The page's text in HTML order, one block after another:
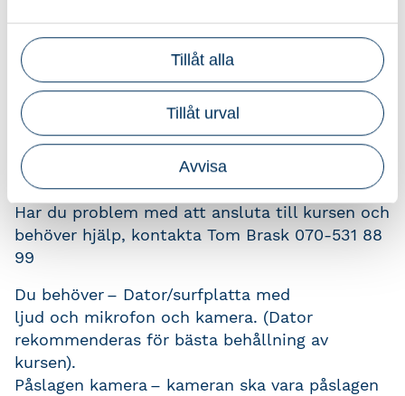
Tillåt alla
Tillåt urval
Avvisa
rubriken Mina bokade kurser - en vecka innan
kursstart.
Tips Förbered dig och ta gärna upp egna
frågeställningar.
Zoom anslutningslänk får du i separat mejl
från Srf Utbildning, 4 dagar innan kursstart
Har du problem med att ansluta till kursen och
behöver hjälp, kontakta Tom Brask 070-531 88
99
Du behöver– Dator/surfplatta med
ljud och mikrofon och kamera. (Dator
rekommenderas för bästa behållning av
kursen).
Påslagen kamera– kameran ska vara påslagen